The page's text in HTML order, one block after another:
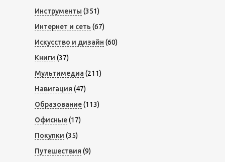
Инструменты (351)
Интернет и сеть (67)
Искусство и дизайн (60)
Книги (37)
Мультимедиа (211)
Навигация (47)
Образование(113)
Офисные(17)
Покупки (35)
Путешествия (9)